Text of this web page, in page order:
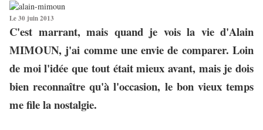
Le 30 juin 2013
C'est marrant, mais quand je vois la vie d'Alain
MIMOUN, j'ai comme une envie de comparer. Loin
de moi l'idée que tout était mieux avant, mais je dois
bien reconnaître qu'à l'occasion, le bon vieux temps
me file la nostalgie.